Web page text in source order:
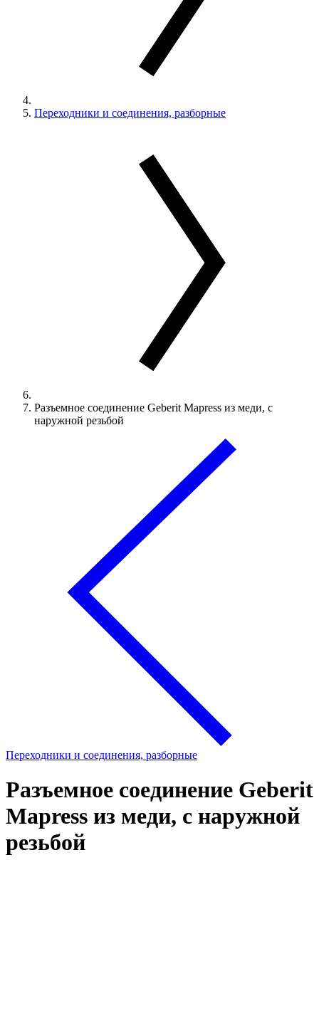
Переходники и соединения, разборные
Разъемное соединение Geberit Mapress из меди, с
наружной резьбой
Переходники и соединения, разборные
Разъемное соединение Geberit
Mapress из меди, с наружной
резьбой